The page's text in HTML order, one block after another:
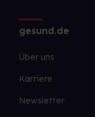
gesund.de
Über uns
Karriere
Newsletter